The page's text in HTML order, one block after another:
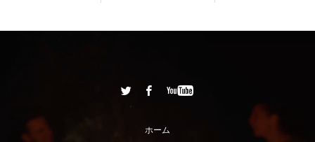
議事録の出し分けを実現！ADXCが実践するPlainReport活用事
ホーム